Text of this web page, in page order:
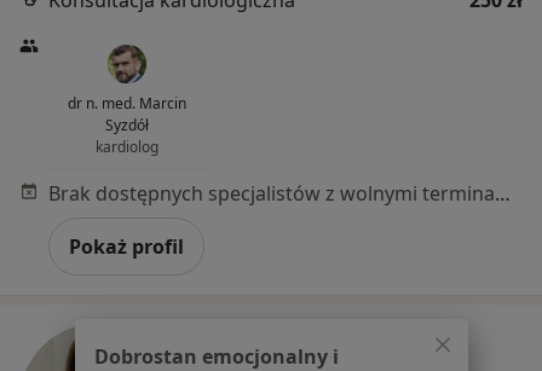
dr n. med. Marcin
Syzdół
kardiolog
Brak dostępnych specjalistów z wolnymi terminami w tym centrum medycznym.
Pokaż profil
Dobrostan emocjonalny i